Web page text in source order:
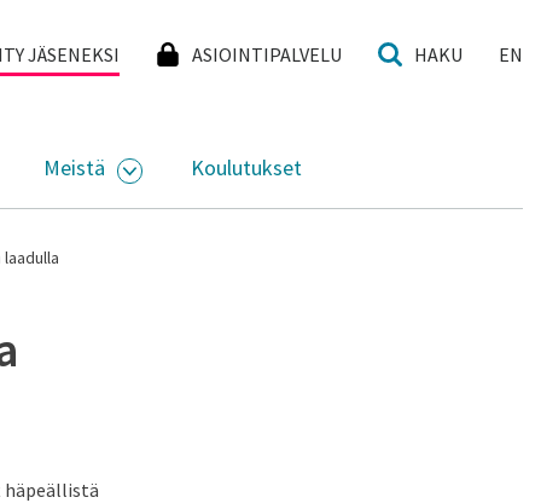
JÄSENEKSI ASIOINTIPALVELU HAKU EN
ALASIVUJEN VALIKKO
Meistä
AVAA ALASIVUJEN VALIKKO
Koulutukset
häpeällistä